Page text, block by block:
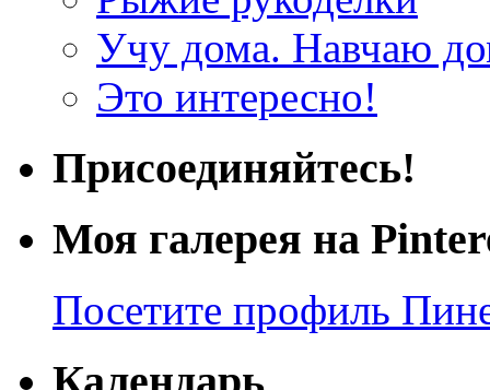
Учу дома. Навчаю
Это интересно!
Присоединяйтесь!
Моя галерея на
Посетите профиль